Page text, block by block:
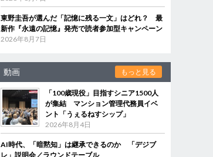
東野圭吾が選んだ「記憶に残る一文」はどれ？ 最
新作『永遠の記憶』発売で読者参加型キャンペーン
2026年8月7日
動画 もっと見る
「100歳現役」目指すシニア1500人
が集結 マンション管理代務員イベ
ント「うぇるねすシップ」
2026年8月4日
AI時代、「暗黙知」は継承できるのか 「デジブ
レ」説明会／ラウンドテーブル